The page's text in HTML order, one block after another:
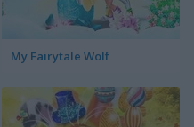
My Fairytale Wolf